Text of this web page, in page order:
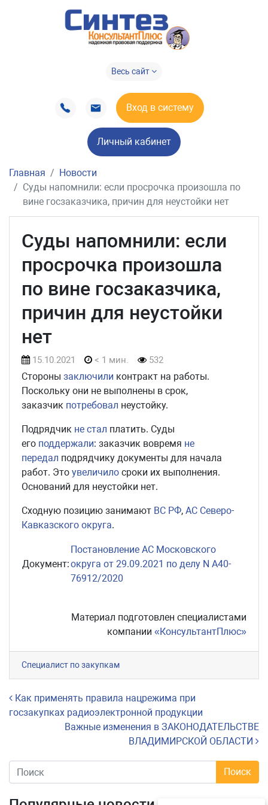
Весь сайт
Вход в систему
Личный кабинет
Главная
Новости
Суды напомнили: если просрочка произошла по
вине госзаказчика, причин для неустойки нет
Суды напомнили: если
просрочка произошла
по вине госзаказчика,
причин для неустойки
нет
15.10.2021 < 1 мин. 532
Стороны заключили контракт на работы.
Поскольку они не выполнены в срок,
заказчик потребовал неустойку.
Подрядчик не стал платить. Суды
его поддержали: заказчик вовремя не
передал подрядчику документы для начала
работ. Это увеличило сроки их выполнения.
Оснований для неустойки нет.
Сходную позицию занимают ВС РФ, АС Северо-
Кавказского округа.
Документ:
Постановление АС Московского
округа от 29.09.2021 по делу N А40-
76912/2020
Материал подготовлен специалистами
компании «КонсультантПлюс»
Специалист по закупкам
Навигация по записям
Как применять правила нацрежима при
госзакупках радиоэлектронной продукции
Важные изменения в ЗАКОНОДАТЕЛЬСТВЕ
ВЛАДИМИРСКОЙ ОБЛАСТИ